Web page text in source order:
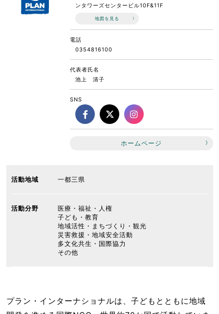
ンタワーズセンタービル10F&11F
地図を見る
電話
0354816100
代表者氏名
池上 清子
SNS
ホームページ
活動地域 一都三県
活動分野
医療・福祉・人権
子ども・教育
地域活性・まちづくり・観光
災害救援・地域安全活動
多文化共生・国際協力
その他
プラン・インターナショナルは、子どもとともに地域